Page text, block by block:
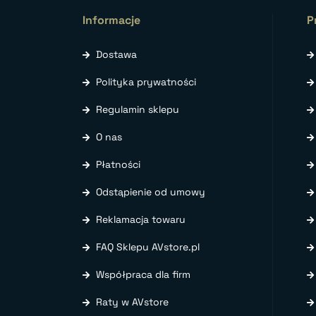
Informacje
Dostawa
Polityka prywatności
Regulamin sklepu
O nas
Płatności
Odstąpienie od umowy
Reklamacja towaru
FAQ Sklepu AVstore.pl
Współpraca dla firm
Raty w AVstore